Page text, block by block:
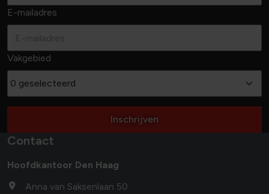
E-mailadres
Vakgebied
0 geselecteerd
Inschrijven
Contact
Hoofdkantoor Den Haag
Anna van Saksenlaan 50